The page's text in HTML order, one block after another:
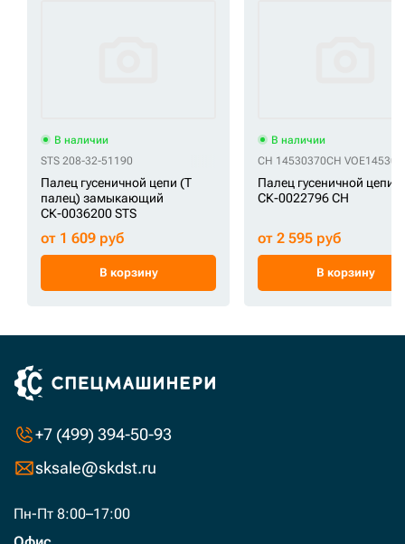
В наличии
STS 208-32-51190
Палец гусеничной цепи (Т
палец) замыкающий
СК-0036200 STS
от 1 609 руб
В корзину
В наличии
CH 14530370CH
Палец гусеничной цепи
СК-0022796 CH
от 2 595 руб
В корзину
+7 (499) 394-50-93
sksale@skdst.ru
Пн-Пт 8:00–17:00